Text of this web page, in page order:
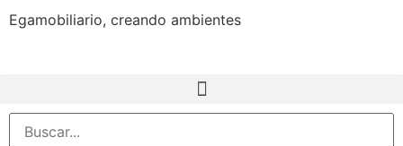
Egamobiliario, creando ambientes